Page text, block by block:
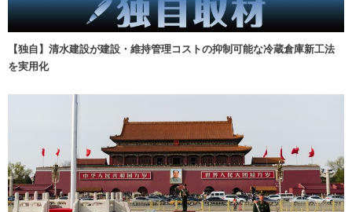
【独自】清水建設が建設・維持管理コストの抑制可能な冷蔵倉庫新工法
を実用化